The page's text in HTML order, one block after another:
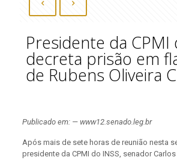
Presidente da CPMI
decreta prisão em
de Rubens Oliveira
Publicado em: — www12.senado.leg.br
Após mais de sete horas de reunião nesta
presidente da CPMI do INSS, senador